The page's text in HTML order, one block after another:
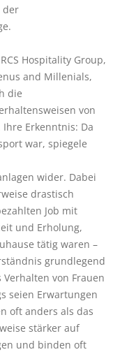
der
Hospitality Group,
and Millenials,
die
von
Erkenntnis: Da
war, spiegele
wider. Dabei
drastisch
Job mit
und Erholung,
tätig waren –
grundlegend
von Frauen
seien Erwartungen
oft anders als das
stärker auf
und binden oft